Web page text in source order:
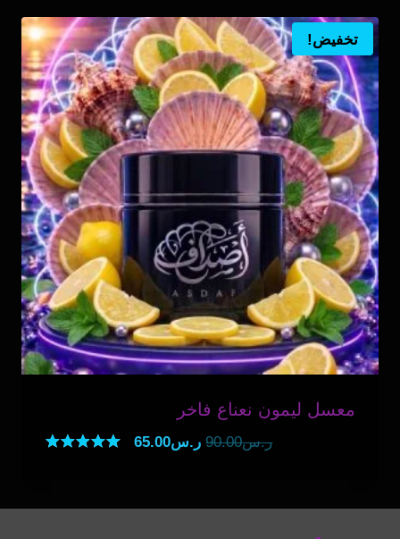
ر.س133.00.
تخفيض!
معسل ليمون نعناع فاخر
ر.س90.00 السعر
ر.س90.00.
ر.س65.00السعر
ر.س65.00.